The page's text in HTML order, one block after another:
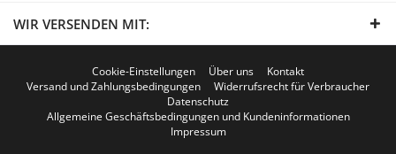
WIR VERSENDEN MIT:
Cookie-Einstellungen Über uns
Kontakt
Versand und Zahlungsbedingungen
Widerrufsrecht für Verbraucher
Datenschutz
Allgemeine Geschäftsbedingungen und Kundeninformationen
Impressum